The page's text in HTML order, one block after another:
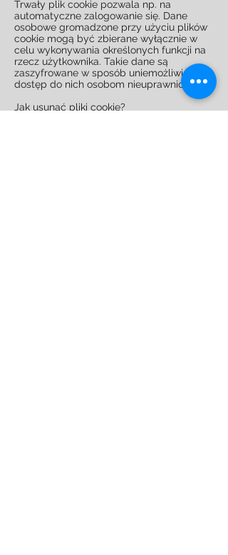
Trwały plik cookie pozwala np. na
automatyczne zalogowanie się. Dane
osobowe gromadzone przy użyciu plików
cookie mogą być zbierane wyłącznie w
celu wykonywania określonych funkcji na
rzecz użytkownika. Takie dane są
zaszyfrowane w sposób uniemożliwiający
dostęp do nich osobom nieuprawnionym.
Jak usunąć pliki cookie?